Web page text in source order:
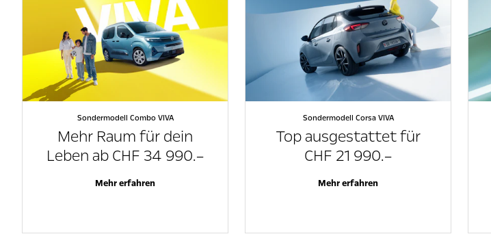
Sondermodell Combo VIVA
Mehr Raum für dein
Leben ab CHF 34 990.–
Mehr erfahren
Sondermodell Corsa VIVA
Top ausgestattet für
CHF 21 990.–
Mehr erfahren